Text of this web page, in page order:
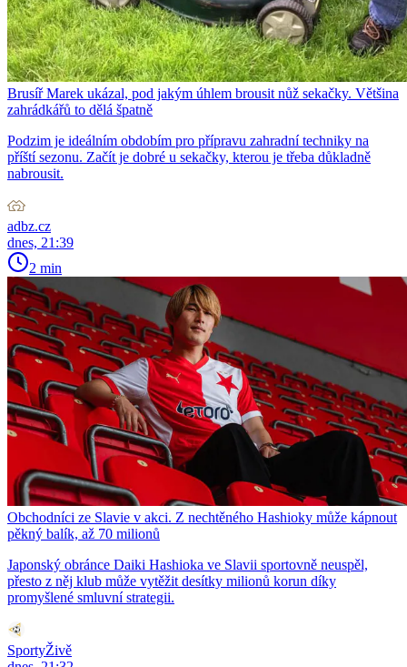
Brusíř Marek ukázal, pod jakým úhlem brousit nůž sekačky. Většina
zahrádkářů to dělá špatně
Podzim je ideálním obdobím pro přípravu zahradní techniky na
příští sezonu. Začít je dobré u sekačky, kterou je třeba důkladně
nabrousit.
adbz.cz
dnes, 21:39
2 min
Obchodníci ze Slavie v akci. Z nechtěného Hashioky může kápnout
pěkný balík, až 70 milionů
Japonský obránce Daiki Hashioka ve Slavii sportovně neuspěl,
přesto z něj klub může vytěžit desítky milionů korun díky
promyšlené smluvní strategii.
SportyŽivě